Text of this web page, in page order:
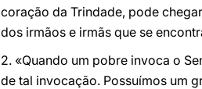
coração da Trindade, pode
dos irmãos e irmãs que se
2. «Quando um pobre invoca o
de tal invocação. Possuímos um